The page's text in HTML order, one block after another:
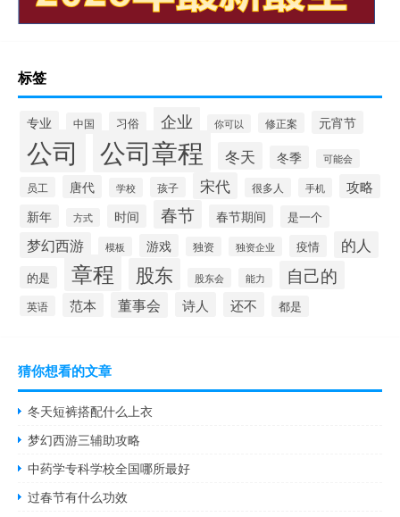
标签
专业 中国 习俗 企业 你可以 修正案 元宵节
公司 公司章程 冬天 冬季 可能会
员工 唐代 学校 孩子 宋代 很多人 手机 攻略
新年 方式 时间 春节 春节期间 是一个
梦幻西游 模板 游戏 独资 独资企业 疫情 的人
的是 章程 股东 股东会 能力 自己的
英语 范本 董事会 诗人 还不 都是
猜你想看的文章
冬天短裤搭配什么上衣
梦幻西游三辅助攻略
中药学专科学校全国哪所最好
过春节有什么功效